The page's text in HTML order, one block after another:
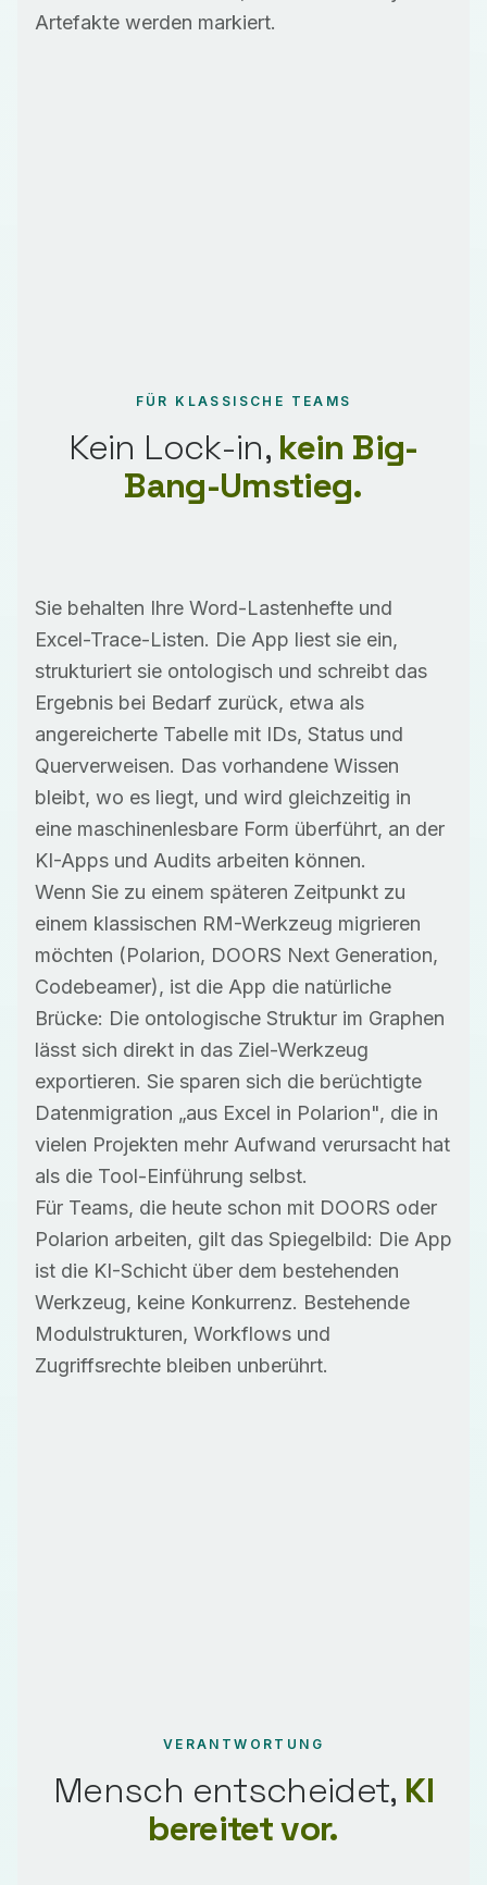
Artefakte werden markiert.
FÜR KLASSISCHE TEAMS
Kein Lock-in, kein Big-
Bang-Umstieg.
Sie behalten Ihre Word-Lastenhefte und
Excel-Trace-Listen. Die App liest sie ein,
strukturiert sie ontologisch und schreibt das
Ergebnis bei Bedarf zurück, etwa als
angereicherte Tabelle mit IDs, Status und
Querverweisen. Das vorhandene Wissen
bleibt, wo es liegt, und wird gleichzeitig in
eine maschinenlesbare Form überführt, an der
KI-Apps und Audits arbeiten können.
Wenn Sie zu einem späteren Zeitpunkt zu
einem klassischen RM-Werkzeug migrieren
möchten (Polarion, DOORS Next Generation,
Codebeamer), ist die App die natürliche
Brücke: Die ontologische Struktur im Graphen
lässt sich direkt in das Ziel-Werkzeug
exportieren. Sie sparen sich die berüchtigte
Datenmigration „aus Excel in Polarion", die in
vielen Projekten mehr Aufwand verursacht hat
als die Tool-Einführung selbst.
Für Teams, die heute schon mit DOORS oder
Polarion arbeiten, gilt das Spiegelbild: Die App
ist die KI-Schicht über dem bestehenden
Werkzeug, keine Konkurrenz. Bestehende
Modulstrukturen, Workflows und
Zugriffsrechte bleiben unberührt.
VERANTWORTUNG
Mensch entscheidet, KI
bereitet vor.